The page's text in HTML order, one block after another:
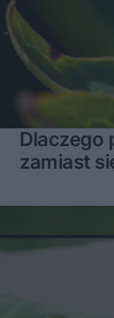
Dlaczego
zamiast